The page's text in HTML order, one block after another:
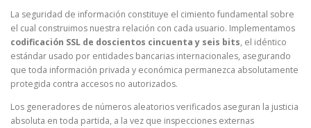
La seguridad de información constituye el cimiento fundamental sobre
el cual construimos nuestra relación con cada usuario. Implementamos
codificación SSL de doscientos cincuenta y seis bits, el idéntico
estándar usado por entidades bancarias internacionales, asegurando
que toda información privada y económica permanezca absolutamente
protegida contra accesos no autorizados.
Los generadores de números aleatorios verificados aseguran la justicia
absoluta en toda partida, a la vez que inspecciones externas